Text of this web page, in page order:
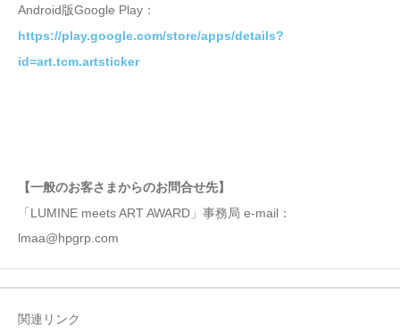
Android版Google Play：
https://play.google.com/store/apps/details?
id=art.tcm.artsticker
【一般のお客さまからのお問合せ先】
「LUMINE meets ART AWARD」事務局 e-mail：
lmaa@hpgrp.com
関連リンク